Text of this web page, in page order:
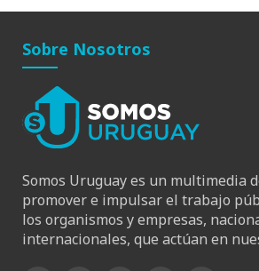
Sobre Nosotros
Somos Uruguay es un multimedia
promover e impulsar el trabajo
los organismos y empresas,
internacionales, que actúan en